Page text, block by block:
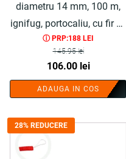
diametru 14 mm, 100 m,
ignifug, portocaliu, cu fir de
tragere, polietilena - COBI
SMART®
ⓘ PRP:188 LEI
145.95lei
Prețul
inițial
a
fost:
145.95 lei.
106.00 leiPrețul
curent
este:
ADAUGA IN COS
28% REDUCERE